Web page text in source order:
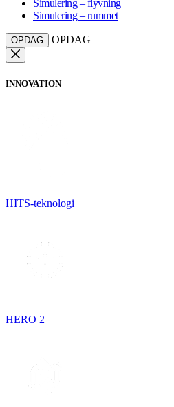
Simulering – flyvning
Simulering – rummet
OPDAG OPDAG
INNOVATION
HITS-teknologi
HERO 2